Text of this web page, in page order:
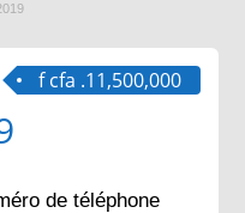
f cfa .11,500,000
de téléphone